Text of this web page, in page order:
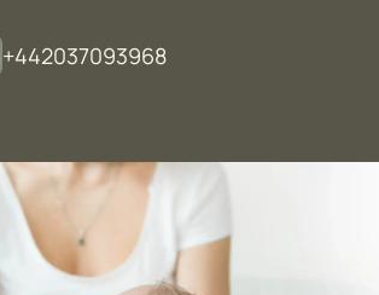
+442037093968